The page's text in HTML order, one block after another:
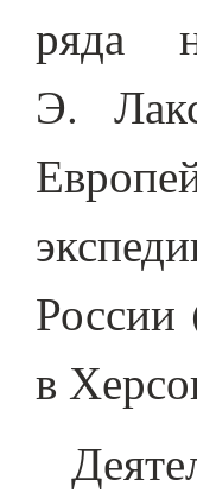
ряда
Э.
России
в